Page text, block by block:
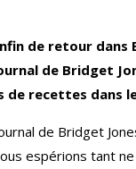
de retour dans
de Bridget
de recettes dans
de Bridget
espérions tant